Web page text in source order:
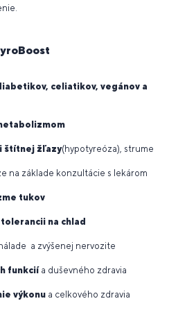
celiatikov, vegánov a
štítnej žľazy(hypotyreóza), strume
na základe konzultácie s lekárom
tukov
na chlad
a zvýšenej nervozite
funkciía duševného zdravia
výkonu a celkového zdravia